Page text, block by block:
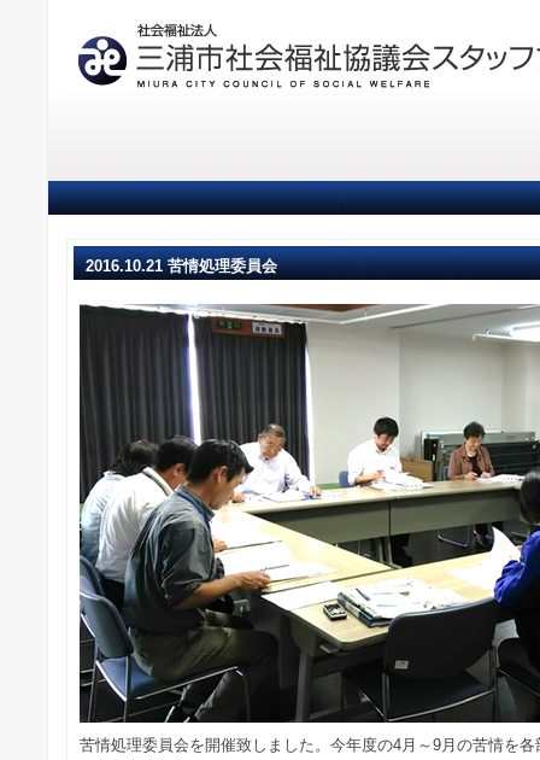
2016.10.21 苦情処理委員会
苦情処理委員会を開催致しました。今年度の4月～9月の苦情を